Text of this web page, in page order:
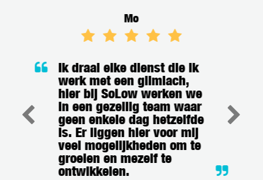
Mo
Ik draai elke dienst die ik
werk met een glimlach,
hier bij SoLow werken we
in een gezellig team waar
geen enkele dag hetzelfde
is. Er liggen hier voor mij
veel mogelijkheden om te
groeien en mezelf te
ontwikkelen.